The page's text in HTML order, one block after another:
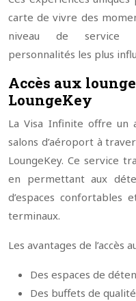
carte de vivre des
niveau de service
personnalités les plus
Accès aux
LoungeKey
La Visa Infinite offre un
salons d’aéroport à
LoungeKey. Ce service
en permettant aux
d’espaces confortables
terminaux.
Les avantages de l’accès
Des espaces de
Des buffets de